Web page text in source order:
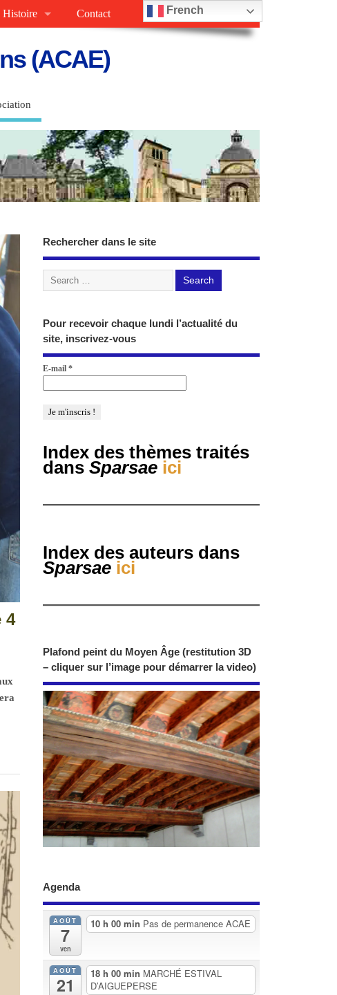
Histoire Contact
(ACAE)
4
Rechercher dans le site
Pour recevoir chaque lundi l’actualité du
site, inscrivez-vous
E-mail*
Index des thèmes traités
dansSparsae ici
Index des auteurs dans
Sparsae ici
Plafond peint du Moyen Âge (restitution 3D
– cliquer sur l’image pour démarrer la video)
Agenda
AOÛT
7
ven
10 h 00 min Pas de permanence ACAE
AOÛT
21
18 h 00 min MARCHÉ ESTIVAL
D’AIGUEPERSE
French